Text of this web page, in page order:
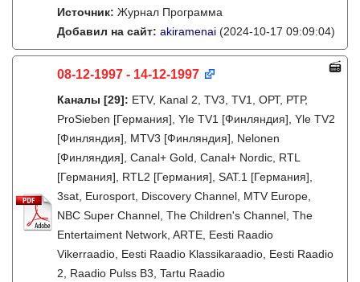
Источник: Журнал Программа
Добавил на сайт: akiramenai (2024-10-17 09:09:04)
08-12-1997 - 14-12-1997
Каналы [29]: ETV, Kanal 2, TV3, TV1, ОРТ, РТР,
ProSieben [Германия], Yle TV1 [Финляндия], Yle TV2
[Финляндия], MTV3 [Финляндия], Nelonen
[Финляндия], Canal+ Gold, Canal+ Nordic, RTL
[Германия], RTL2 [Германия], SAT.1 [Германия],
3sat, Eurosport, Discovery Channel, MTV Europe,
NBC Super Channel, The Children's Channel, The
Entertaiment Network, ARTE, Eesti Raadio
Vikerraadio, Eesti Raadio Klassikaraadio, Eesti Raadio
2, Raadio Pulss B3, Tartu Raadio